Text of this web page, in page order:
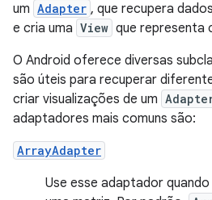
um Adapter , que recupera
e cria uma View que representa
O Android oferece diversas
são úteis para recuperar
criar visualizações de um
adaptadores mais comuns são:
ArrayAdapter
Use esse adaptador